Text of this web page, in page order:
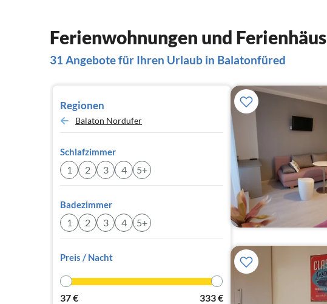
Ferienwohnungen und
31 Angebote für Ihren Urlaub in Balatonfüred
Regionen
Balaton Nordufer
Schlafzimmer
1 2 3 4 5+
Badezimmer
1 2 3 4 5+
Preis / Nacht
37€ 333€